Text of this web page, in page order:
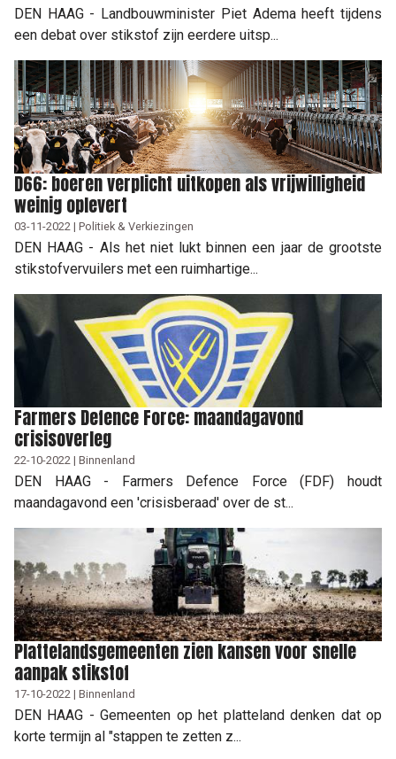
DEN HAAG - Landbouwminister Piet Adema heeft tijdens
een debat over stikstof zijn eerdere uitsp...
D66: boeren verplicht uitkopen als vrijwilligheid
weinig oplevert
03-11-2022 | Politiek & Verkiezingen
DEN HAAG - Als het niet lukt binnen een jaar de grootste
stikstofvervuilers met een ruimhartige...
Farmers Defence Force: maandagavond
crisisoverleg
22-10-2022 | Binnenland
DEN HAAG - Farmers Defence Force (FDF) houdt
maandagavond een 'crisisberaad' over de st...
Plattelandsgemeenten zien kansen voor snelle
aanpak stikstof
17-10-2022 | Binnenland
DEN HAAG - Gemeenten op het platteland denken dat op
korte termijn al "stappen te zetten z...